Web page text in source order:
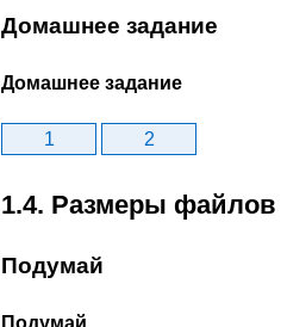
Домашнее задание
Домашнее задание
1 2
1.4. Размеры файлов
Подумай
Подумай